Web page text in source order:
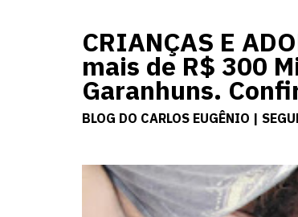
CRIANÇAS E
mais de R$ 300
Garanhuns.
BLOG DO CARLOS EUGÊNIO |